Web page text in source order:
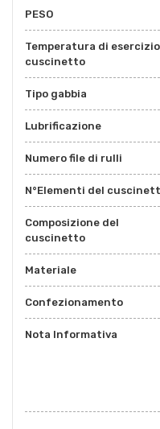
PESO
Temperatura di esercizio
cuscinetto
Tipo gabbia
Lubrificazione
Numero file di rulli
N°Elementi del
Composizione del
cuscinetto
Materiale
Confezionamento
Nota Informativa